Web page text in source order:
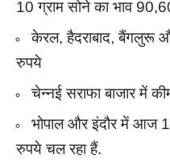
10 ग्राम सोने का भाव
केरल, हैदराबाद, बैंगलुरू
रुपये
चेन्नई सराफा बाजार में
भोपाल और इंदौर में आज
रुपये चल रहा हैं.